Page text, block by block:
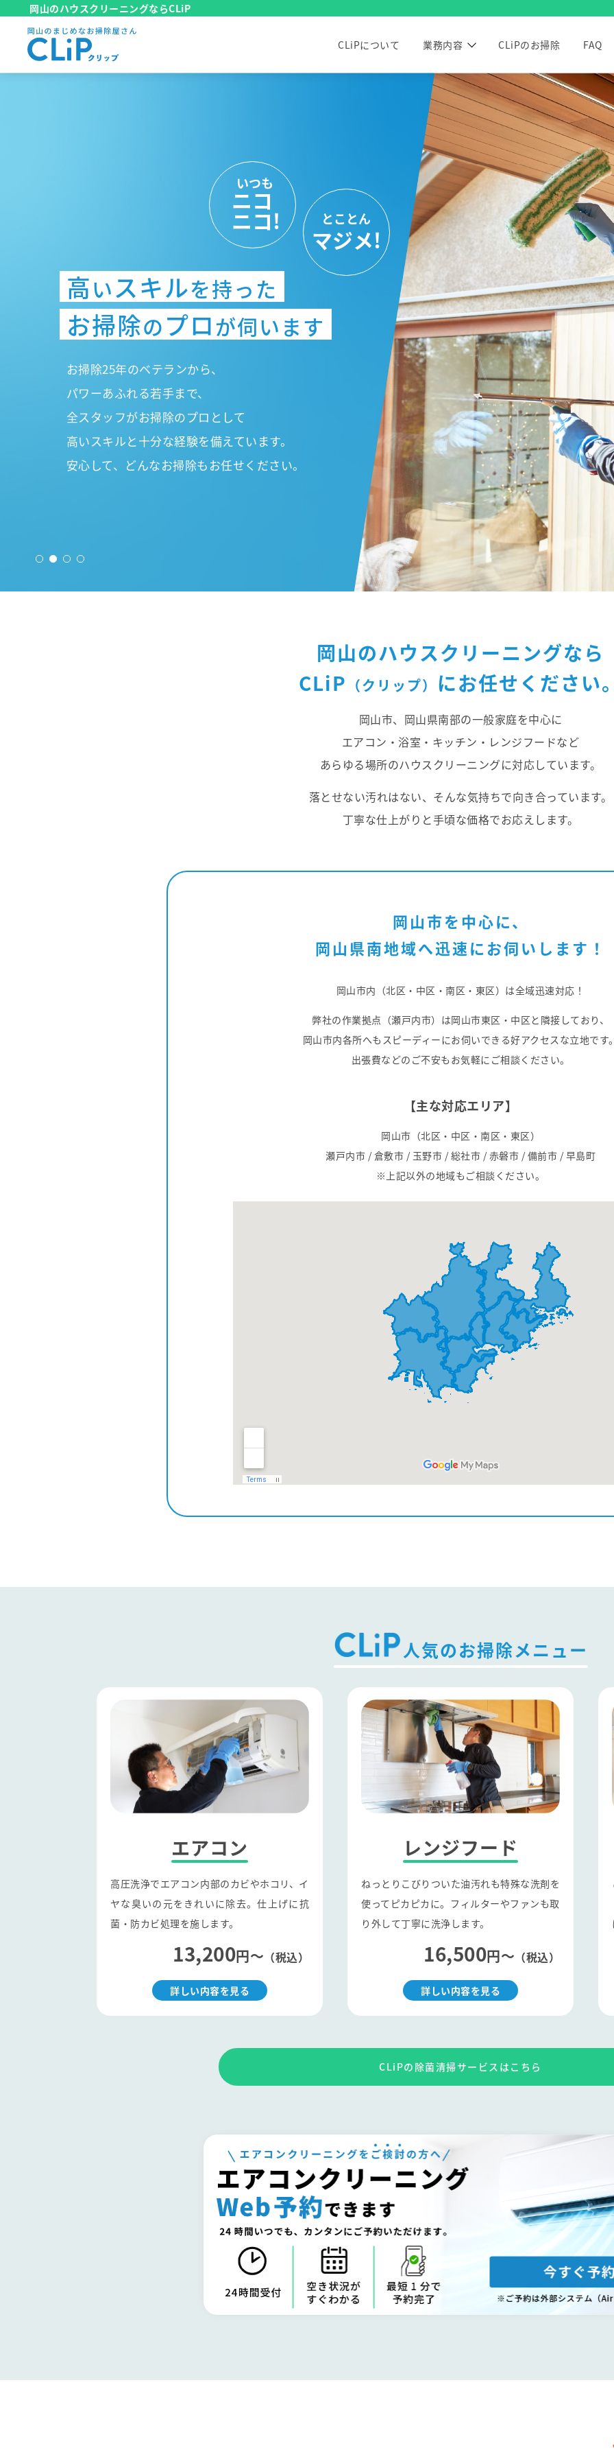
岡山のハウスクリーニングならCLiP
CLiPについて 業務内容 CLiPのお掃除 FAQ
どんなお掃除も喜んで
心をこめて仕上げます。
いつも
ニコ
ニコ! とことん
マジメ!
高いスキルを持った
お掃除のプロが伺います
お掃除25年のベテランから、
パワーあふれる若手まで、
全スタッフがお掃除のプロとして
高いスキルと十分な経験を備えています。
安心して、どんなお掃除もお任せください。
いつも
ニコ
ニコ! とことん
マジメ!
お見積もりは無料！
無駄をはぶき、
出来るだけお安く
いつも
ニコ
ニコ! とことん
マジメ!
エアコン１台からでも大歓迎！
どんなお掃除もお任せください
ニコ
ニコ! とことん
マジメ!
岡山のハウスクリーニングなら
CLiP （クリップ） にお任せください
岡山市、岡山県南部の一般家庭を中心に
エアコン・浴室・キッチン・レンジフードなど
あらゆる場所のハウスクリーニングに対応しています。
落とせない汚れはない、 そんな気持ちで向き合っています。
丁寧な仕上がりと手頃な価格でお応えします。
岡山市を中心に、
岡山県南地域へ迅速にお伺いします！
岡山市内（北区・中区・南区・東区）は全域迅速対応！
弊社の作業拠点（瀬戸内市）は岡山市東区・中区と隣接しており、
岡山市内各所へもスピーディーにお伺いできる好アクセスな立地です
出張費などのご不安もお気軽にご相談ください。
【主な対応エリア】
岡山市（北区・中区・南区・東区）
瀬戸内市 / 倉敷市 / 玉野市 / 総社市 / 赤磐市 / 備前市 / 早島町
※上記以外の地域もご相談ください。
人気のお掃除メニュー
エアコン
高圧洗浄でエアコン内部のカビやホコリ、イ
ヤな臭いの元をきれいに除去。仕上げに抗
菌・防カビ処理を施します。
13,200円〜 （税込）
詳しい内容を見る
レンジフード
ねっとりこびりついた油汚れも特殊な洗剤を
使ってピカピカに。フィルターやファンも取
り外して丁寧に洗浄します。
16,500円〜 （税込）
詳しい内容を見る
CLiPの除菌清掃サービスはこちら